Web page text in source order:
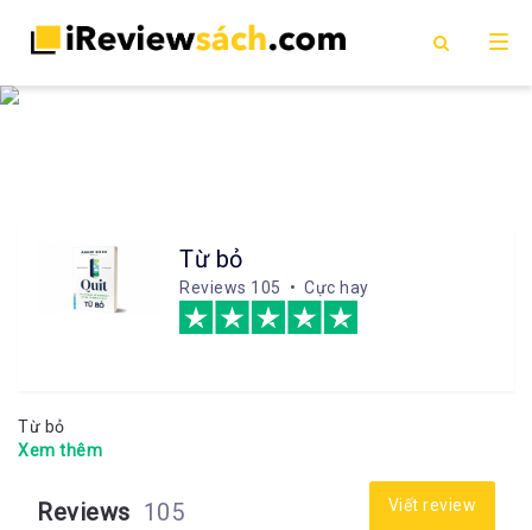
Từ bỏ
Reviews 105 • Cực hay
Từ bỏ
Xem thêm
Reviews 105 Viết review